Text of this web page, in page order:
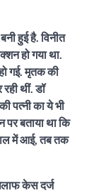
हुई है. विनीत
हो गया था.
गई. मृतक की
थीं. डॉ
पत्नी का ये भी
पर बताया था कि
में आई, तब तक
केस दर्ज